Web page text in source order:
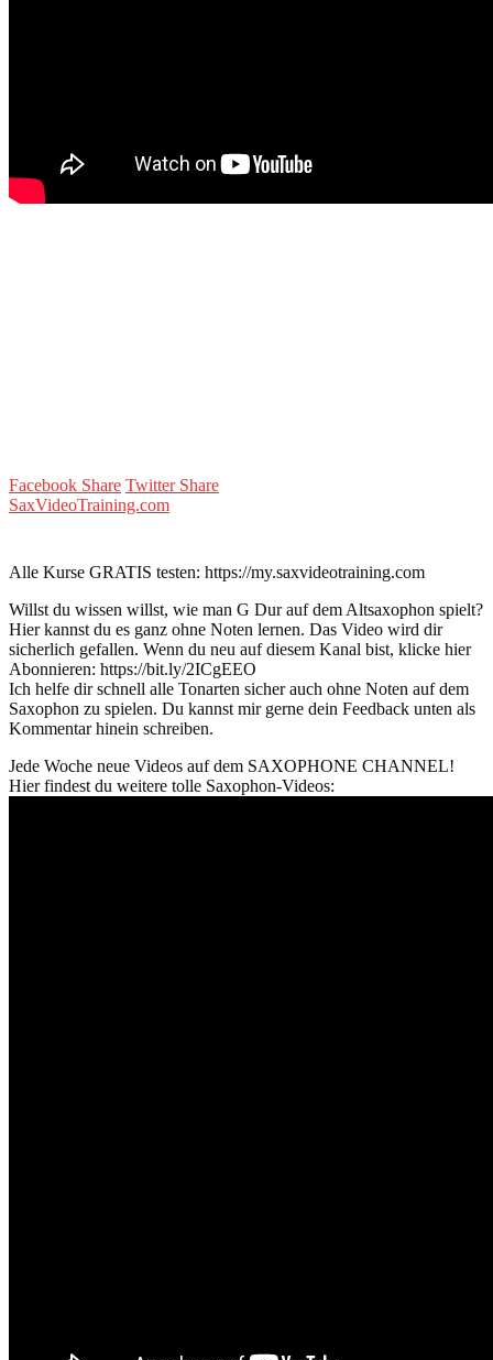
Facebook Share Twitter Share
SaxVideoTraining.com
Alle Kurse GRATIS testen: https://my.saxvideotraining.com
Willst du wissen willst, wie man G Dur auf dem Altsaxophon spielt?
Hier kannst du es ganz ohne Noten lernen. Das Video wird dir
sicherlich gefallen. Wenn du neu auf diesem Kanal bist, klicke hier
Abonnieren: https://bit.ly/2ICgEEO
Ich helfe dir schnell alle Tonarten sicher auch ohne Noten auf dem
Saxophon zu spielen. Du kannst mir gerne dein Feedback unten als
Kommentar hinein schreiben.
Jede Woche neue Videos auf dem SAXOPHONE CHANNEL!
Hier findest du weitere tolle Saxophon-Videos: